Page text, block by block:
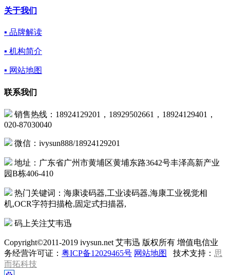
关于我们
▪ 品牌解读
▪ 机构简介
▪ 网站地图
联系我们
销售热线：18924129201，18929502661，18924129401，
020-87030040
微信：ivysun888/18924129201
地址：广东省广州市黄埔区黄埔东路3642号丰泽高新产业
园B栋406-410
热门关键词：海康读码器,工业读码器,海康工业视觉相
机,OCR字符扫描枪,固定式扫描器,
码上关注艾韦迅
Copyright©2011-2019 ivysun.net 艾韦迅 版权所有 增值电信业
务经营许可证： 粤ICP备12029465号 网站地图 技术支持： 思
而拓科技